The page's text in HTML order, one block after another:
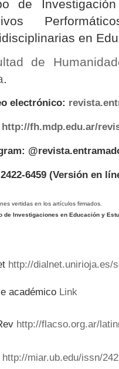
de
en
de
.
electrónico:
http://fh.mdp.edu.ar/
6459(Versión en
vertidas en los artículos firmados.
de Investigaciones en Educación y
http://dialnet.unirioja.es/
académico Link
http://flacso.org.ar/
http://miar.ub.edu/issn/